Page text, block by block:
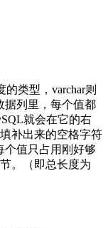
的类型，varchar则
据列里，每个值都
就会在它的右
补出来的空格字符
个值只占用刚好够
。（即总长度为